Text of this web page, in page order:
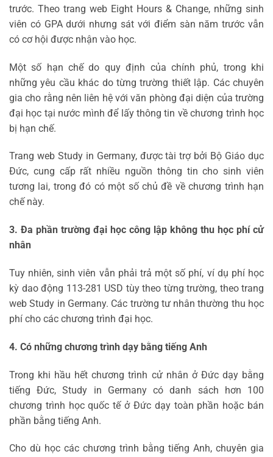
trước. Theo trang web Eight Hours & Change, những sinh
viên có GPA dưới nhưng sát với điểm sàn năm trước vẫn
có cơ hội được nhận vào học.
Một số hạn chế do quy định của chính phủ, trong khi
những yêu cầu khác do từng trường thiết lập. Các chuyên
gia cho rằng nên liên hệ với văn phòng đại diện của trường
đại học tại nước mình để lấy thông tin về chương trình học
bị hạn chế.
Trang web Study in Germany, được tài trợ bởi Bộ Giáo dục
Đức, cung cấp rất nhiều nguồn thông tin cho sinh viên
tương lai, trong đó có một số chủ đề về chương trình hạn
chế này.
3. Đa phần trường đại học công lập không thu học phí cử
nhân
Tuy nhiên, sinh viên vẫn phải trả một số phí, ví dụ phí học
kỳ dao động 113-281 USD tùy theo từng trường, theo trang
web Study in Germany. Các trường tư nhân thường thu học
phí cho các chương trình đại học.
4. Có những chương trình dạy bằng tiếng Anh
Trong khi hầu hết chương trình cử nhân ở Đức dạy bằng
tiếng Đức, Study in Germany có danh sách hơn 100
chương trình học quốc tế ở Đức dạy toàn phần hoặc bán
phần bằng tiếng Anh.
Cho dù học các chương trình bằng tiếng Anh, chuyên gia